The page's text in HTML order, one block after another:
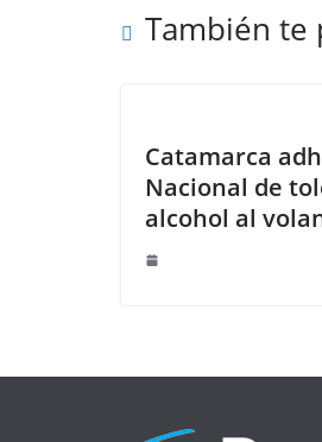
También te
Catamarca
Nacional de
alcohol al